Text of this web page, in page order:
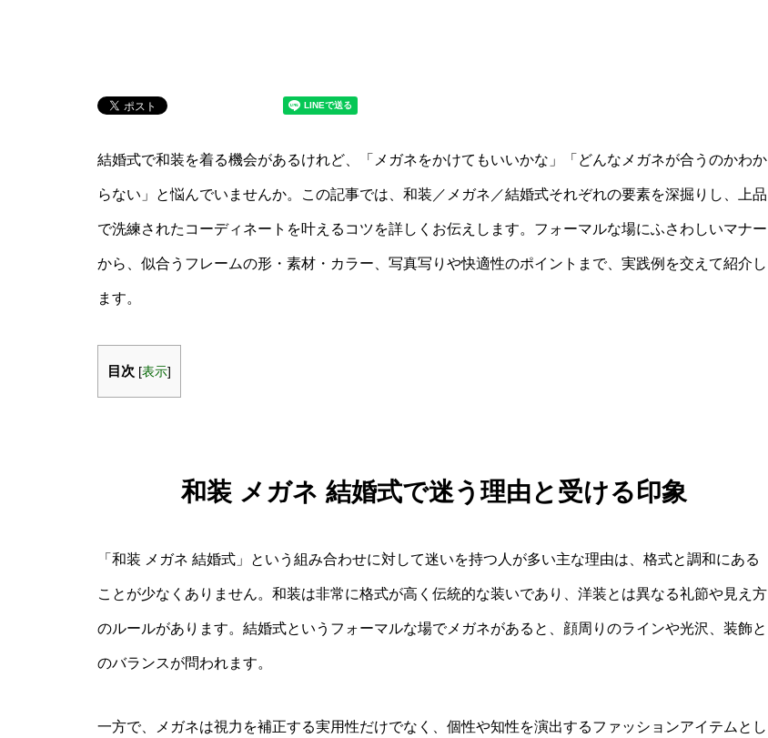
結婚式で和装を着る機会があるけれど、「メガネをかけてもいいかな」「どんなメガネが合うのかわか
らない」と悩んでいませんか。この記事では、和装／メガネ／結婚式それぞれの要素を深掘りし、上品
で洗練されたコーディネートを叶えるコツを詳しくお伝えします。フォーマルな場にふさわしいマナー
から、似合うフレームの形・素材・カラー、写真写りや快適性のポイントまで、実践例を交えて紹介し
ます。
目次 [表示]
和装 メガネ 結婚式で迷う理由と受ける印象
「和装 メガネ 結婚式」という組み合わせに対して迷いを持つ人が多い主な理由は、格式と調和にある
ことが少なくありません。和装は非常に格式が高く伝統的な装いであり、洋装とは異なる礼節や見え方
のルールがあります。結婚式というフォーマルな場でメガネがあると、顔周りのラインや光沢、装飾と
のバランスが問われます。
一方で、メガネは視力を補正する実用性だけでなく、個性や知性を演出するファッションアイテムとし